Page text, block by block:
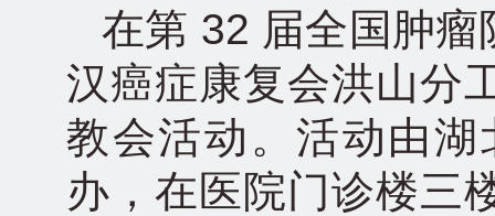
在第 32 届全国肿
汉癌症康复会洪山分
教会活动。活动由
办，在医院门诊楼三